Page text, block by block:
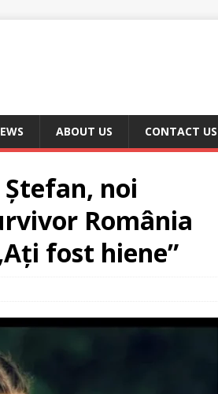
ABOUT US CONTACT US
noi
România
fost hiene”